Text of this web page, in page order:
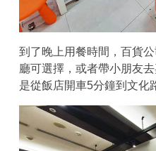
到了晚上用餐時間，百貨
廳可選擇，或者帶小朋友
是從飯店開車5分鐘到文化